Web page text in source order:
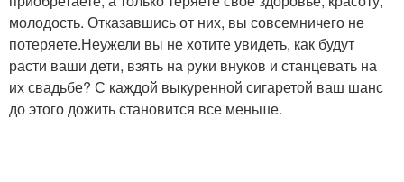
молодость. Отказавшись от них, вы совсемничего не
потеряете.Неужели вы не хотите увидеть, как будут
расти ваши дети, взять на руки внуков и станцевать на
их свадьбе? С каждой выкуренной сигаретой ваш шанс
до этого дожить становится все меньше.